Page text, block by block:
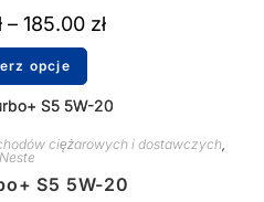
– 185.00 zł
opcje
ciężarowych i dostawczych,
Neste
S5 5W-20